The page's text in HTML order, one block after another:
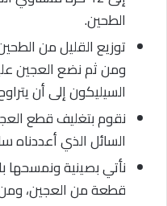
الطحين.
توزيع القليل من
ومن ثم نضع العجين
السيليكون إلى أن يتراوح
نقوم بتغليف قطع
السائل الذي أعددناه
نأتي بصينية ونمسحها
قطعة من العجين،